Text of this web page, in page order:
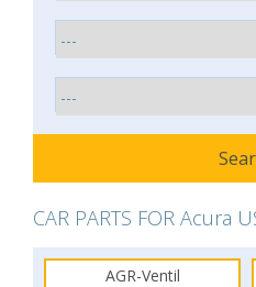
CAR PARTS FOR Acura
AGR-Ventil